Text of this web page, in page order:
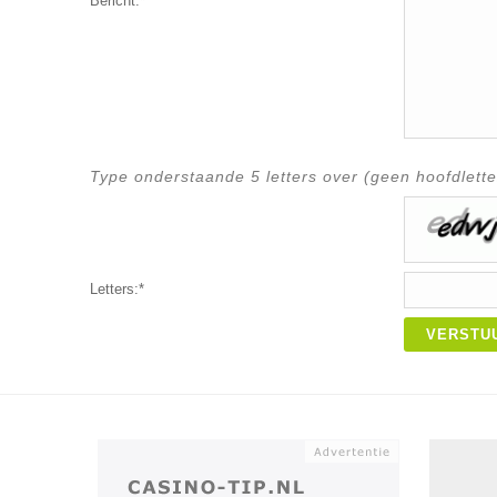
Type onderstaande 5 letters over (geen
Letters:*